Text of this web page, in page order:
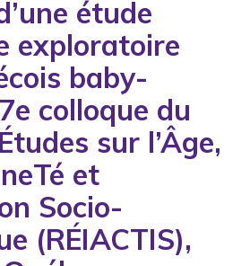
étude
exploratoire
baby-
colloque du
sur l’Âge,
et
Socio-
(RÉIACTIS),